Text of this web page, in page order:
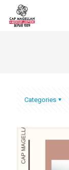
Categories